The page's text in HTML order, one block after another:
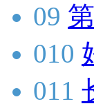
09
010
011